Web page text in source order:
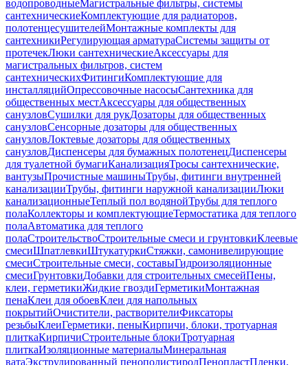
водопроводныеМагистральные фильтры, системы
сантехническиеКомплектующие для радиаторов,
полотенцесушителейМонтажные комплекты для
сантехникиРегулирующая арматураСистемы защиты от
протечекЛюки сантехническиеАксессуары для
магистральных фильтров, систем
сантехническихФитингиКомплектующие для
инсталляцийОпрессовочные насосыСантехника для
общественных местАксессуары для общественных
санузловСушилки для рукДозаторы для общественных
санузловСенсорные дозаторы для общественных
санузловЛоктевые дозаторы для общественных
санузловДиспенсеры для бумажных полотенецДиспенсеры
для туалетной бумагиКанализацияТросы сантехнические,
вантузыПрочистные машиныТрубы, фитинги внутренней
канализацииТрубы, фитинги наружной канализацииЛюки
канализационныеТеплый пол водянойТрубы для теплого
полаКоллекторы и комплектующиеТермостатика для теплого
полаАвтоматика для теплого
полаСтроительствоСтроительные смеси и грунтовкиКлеевые
смесиШпатлевкиШтукатуркиСтяжки, самонивелирующие
смесиСтроительные смеси, составыГидроизоляционные
смесиГрунтовкиДобавки для строительных смесейПены,
клеи, герметикиЖидкие гвоздиГерметикиМонтажная
пенаКлеи для обоевКлеи для напольных
покрытийОчистители, растворителиФиксаторы
резьбыКлеиГерметики, пеныКирпичи, блоки, тротуарная
плиткаКирпичиСтроительные блокиТротуарная
плиткаИзоляционные материалыМинеральная
ватаЭкструдированный пенополистиролПенопластПленки,